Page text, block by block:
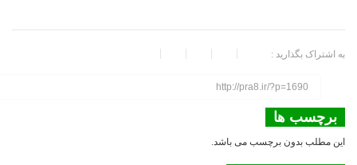
به اشتراک بگذارید :
http://pra8.ir/?p=1690
برچسب ها
این مطلب بدون برچسب می باشد.